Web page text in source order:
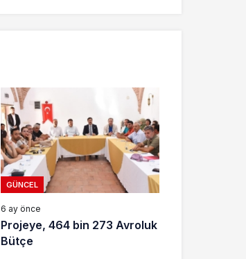
GÜNCEL
6 ay önce
Projeye, 464 bin 273 Avroluk
Bütçe